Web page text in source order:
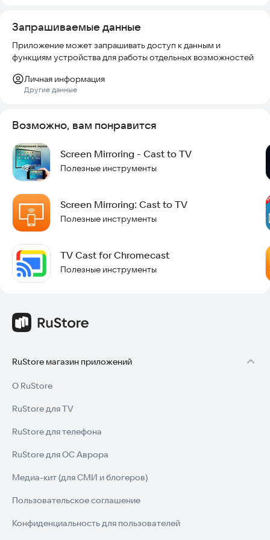
Попробуйте установить приложение прямо сейчас, чтобы
начать транслировать свой контент на большой экран.
Запрашиваемые данные
Приложение может запрашивать доступ к данным и
функциям устройства для работы отдельных возможностей
Личная информация
Другие данные
Возможно, вам понравится
Screen Mirroring - Cast to TV
Полезные инструменты
Screen Mirroring: Cast to TV
Полезные инструменты
TV Cast for Chromecast
Полезные инструменты
RuStore магазин приложений
О RuStore
RuStore для TV
RuStore для телефона
RuStore для ОС Аврора
Медиа-кит (для СМИ и блогеров)
Пользовательское соглашение
Конфиденциальность для пользователей